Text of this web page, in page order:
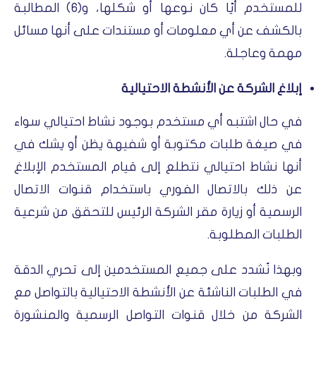
للمستخدم أيًا كان نوعها أو شكلها، و(6) المطالبة
بالكشف عن أي معلومات أو مستندات على أنها مسائل
مهمة وعاجلة.
إبلاغ الشركة عن الأنشطة الاحتيالية
في حال اشتبه أي مستخدم بوجود نشاط احتيالي سواء
في صيغة طلبات مكتوبة أو شفيهة يظن أو يشك في
أنها نشاط احتيالي نتطلع إلى قيام المستخدم الإبلاغ
عن ذلك بالاتصال الفوري باستخدام قنوات الاتصال
الرسمية أو زيارة مقر الشركة الرئيس للتحقق من شرعية
الطلبات المطلوبة.
وبهذا نُشدد على جميع المستخدمين إلى تحري الدقة
في الطلبات الناشئة عن الأنشطة الاحتيالية بالتواصل مع
الشركة من خلال قنوات التواصل الرسمية والمنشورة